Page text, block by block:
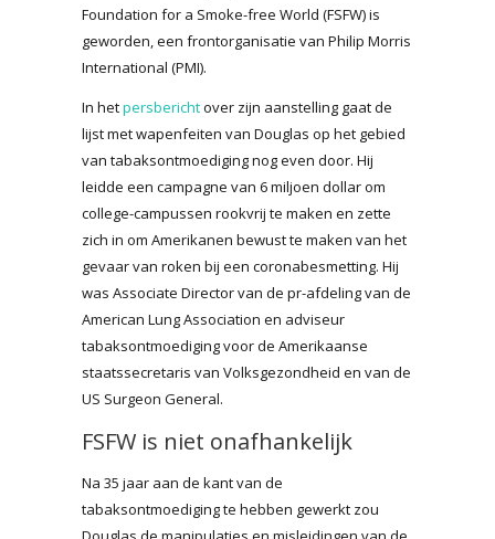
Foundation for a Smoke-free World (FSFW) is
geworden, een frontorganisatie van Philip Morris
International (PMI).
In hetpersberichtover zijn aanstelling gaat de
lijst met wapenfeiten van Douglas op het gebied
van tabaksontmoediging nog even door. Hij
leidde een campagne van 6 miljoen dollar om
college-campussen rookvrij te maken en zette
zich in om Amerikanen bewust te maken van het
gevaar van roken bij een coronabesmetting. Hij
was Associate Director van de pr-afdeling van de
American Lung Association en adviseur
tabaksontmoediging voor de Amerikaanse
staatssecretaris van Volksgezondheid en van de
US Surgeon General.
FSFW is niet onafhankelijk
Na 35 jaar aan de kant van de
tabaksontmoediging te hebben gewerkt zou